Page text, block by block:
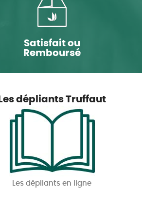
Satisfait ou
Remboursé
Les dépliants Truffaut
Les dépliants en ligne